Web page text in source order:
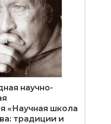
научно-
«Научная школа
традиции и